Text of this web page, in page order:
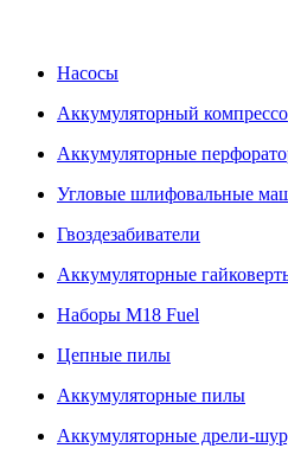
Насосы
Аккумуляторный
Аккумуляторные
Угловые шлифовальные
Гвоздезабиватели
Аккумуляторные
Наборы M18 Fuel
Цепные пилы
Аккумуляторные пилы
Аккумуляторные дрели-